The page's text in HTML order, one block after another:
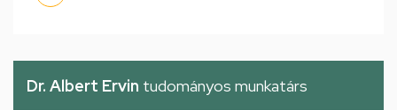
Dr. Albert Ervin tudományos munkatárs